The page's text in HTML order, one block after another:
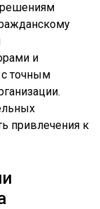
решениям
и
с точным
привлечения к